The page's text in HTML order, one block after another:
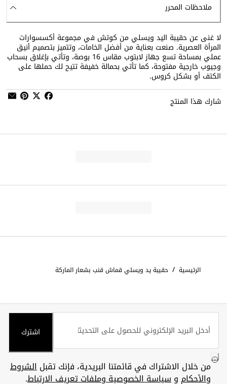
ملاحظات المحرر
لا غنى عن حقيبة اليد ويسلي من كوتش في مجموعة أكسسوارات
المرأة العصرية. صنعت بعناية من أفضل الخامات، وتتميز بتصميم أنيق
عملي بمساحة تسع جهاز لابتوب مقاس 16 بوصة، وتأتي بإغلاق بسحاب
وجيوب خارجية مفتوحة، كما تأتي بحمالة خفيفة تتيح لك حملها على
الكتف أو بشكل كروس.
شارك هذا المنتج
الرئيسية / حقيبة يد ويسلي قماش قنب بشعار الماركة
اشترك
من خلال الاشتراك في قائمتنا البريدية، فإنك تقبلالشروط
والأحكام وسياسة الخصوصية وملفات تعريف الارتباط.